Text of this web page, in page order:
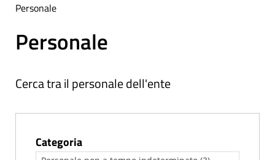
Personale
Personale
Cerca tra il personale dell'ente
Categoria